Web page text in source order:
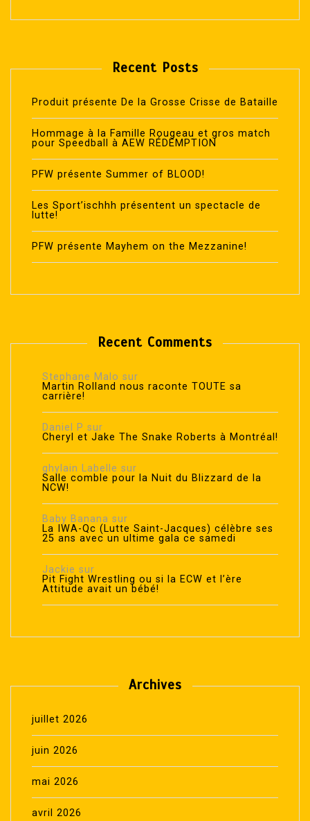
Recent Posts
Produit présente De la Grosse Crisse de Bataille
Hommage à la Famille Rougeau et gros match
pour Speedball à AEW RÉDEMPTION
PFW présente Summer of BLOOD!
Les Sport’ischhh présentent un spectacle de
lutte!
PFW présente Mayhem on the Mezzanine!
Recent Comments
Stephane Malo sur
Martin Rolland nous raconte TOUTE sa
carrière!
Daniel P sur
Cheryl et Jake The Snake Roberts à Montréal!
ghylain Labelle sur
Salle comble pour la Nuit du Blizzard de la
NCW!
Baby Banana sur
La IWA-Qc (Lutte Saint-Jacques) célèbre ses
25 ans avec un ultime gala ce samedi
Jackie sur
Pit Fight Wrestling ou si la ECW et l’ère
Attitude avait un bébé!
Archives
juillet 2026
juin 2026
mai 2026
avril 2026